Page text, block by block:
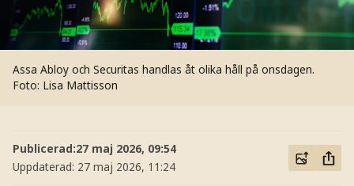
Assa Abloy och Securitas handlas åt olika håll på onsdagen.
Foto: Lisa Mattisson
Publicerad:27 maj 2026, 09:54
Uppdaterad: 27 maj 2026, 11:24